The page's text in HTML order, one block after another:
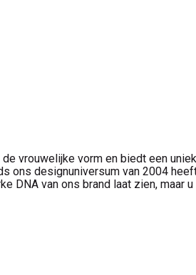
vrouwelijke vorm en biedt een
ons designuniversum van 2004
DNA van ons brand laat zien, maar